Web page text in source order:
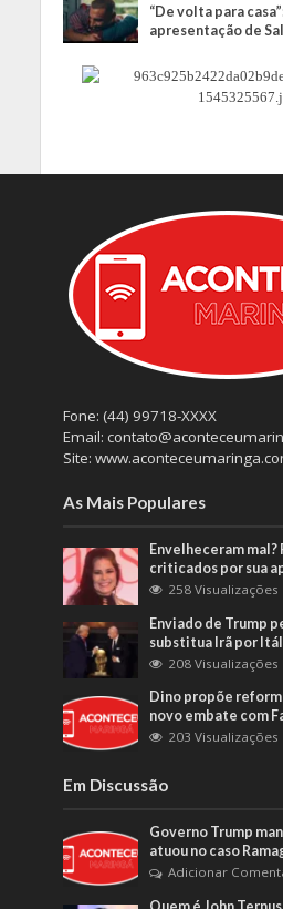
“De volta para
apresentação de
Fone: (44) 99718-XXXX
Email:
Site:
As Mais Populares
Envelheceram mal?
criticados por sua
258 Visualizações
Enviado de Trump
substitua Irã por
208 Visualizações
Dino propõe
novo embate com
203 Visualizações
Em Discussão
Governo Trump
atuou no caso
Adicionar